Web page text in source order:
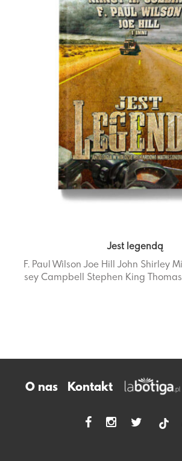
Jest legendą
F. Paul Wil­son Joe Hill John Shir­ley
sey Camp­bell Ste­phen King
O nas Kontakt
tiktok